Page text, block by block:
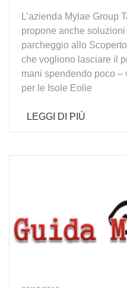
L’azienda Mylae Group
propone anche
parcheggio allo
che vogliono lasciare il
mani spendendo poco
per le Isole Eolie
LEGGI DI PIÙ